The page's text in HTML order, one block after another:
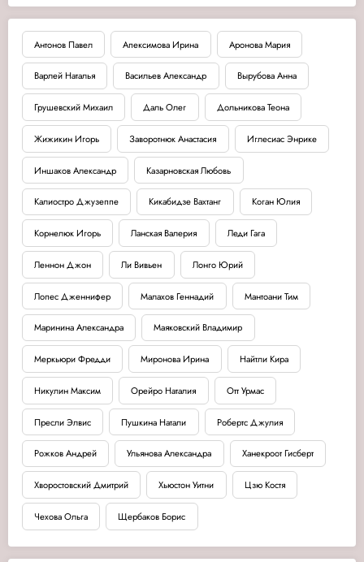
Антонов Павел Апексимова Ирина Аронова Мария
Варлей Наталья Васильев Александр Вырубова Анна
Грушевский Михаил Даль Олег Дольникова Теона
Жижикин Игорь Заворотнюк Анастасия Иглесиас Энрике
Иншаков Александр Казарновская Любовь
Калиостро Джузеппе Кикабидзе Вахтанг Коган Юлия
Корнелюк Игорь Ланская Валерия Леди Гага
Леннон Джон Ли Вивьен Лонго Юрий
Лопес Дженнифер Малахов Геннадий Мантоани Тим
Маринина Александра Маяковский Владимир
Меркьюри Фредди Миронова Ирина Найтли Кира
Никулин Максим Орейро Наталия Отт Урмас
Пресли Элвис Пушкина Натали Робертс Джулия
Рожков Андрей Ульянова Александра Ханекроот Гисберт
Хворостовский Дмитрий Хьюстон Уитни Цзю Костя
Чехова Ольга Щербаков Борис